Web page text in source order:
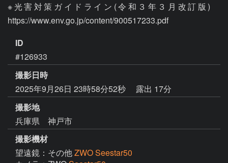
※光害対策ガイドライン(令和３年３月改訂版)
ID
#126933
撮影日時
2025年9月26日 23時58分52秒
露出 17分
撮影地
兵庫県 神戸市
撮影機材
望遠鏡：その他ZWO Seestar50